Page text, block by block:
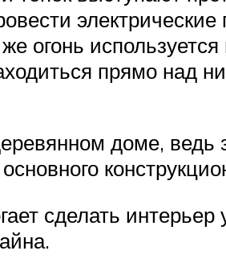
огонь
прямо над
доме,
сделать